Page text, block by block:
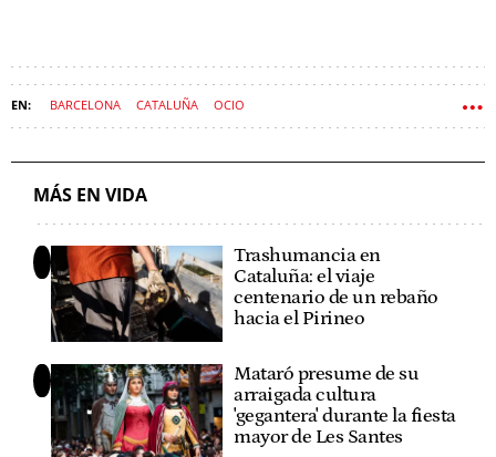
BARCELONA CATALUÑA OCIO
MÁS EN VIDA
Trashumancia en
Cataluña: el viaje
centenario de un rebaño
hacia el Pirineo
Mataró presume de su
arraigada cultura
'gegantera' durante la fiesta
mayor de Les Santes